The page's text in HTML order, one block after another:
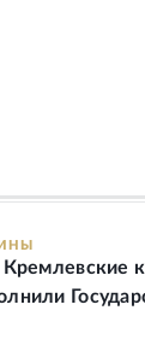
Кремлевские